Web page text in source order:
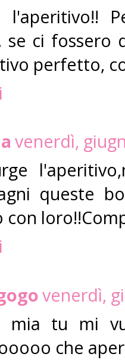
l'aperitivo!!
se ci fossero
perfetto,
venerdì,
queste
venerdì,
mia tu mi
che